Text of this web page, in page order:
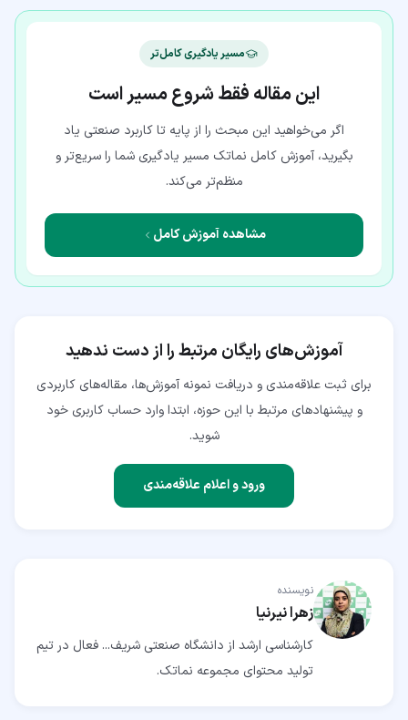
مسیر یادگیری کامل‌تر
این مقاله فقط شروع مسیر است
اگر می‌خواهید این مبحث را از پایه تا کاربرد صنعتی یاد
بگیرید، آموزش کامل نماتک مسیر یادگیری شما را سریع‌تر و
منظم‌تر می‌کند.
مشاهده آموزش کامل
آموزش‌های رایگان مرتبط را از دست ندهید
برای ثبت علاقه‌مندی و دریافت نمونه آموزش‌ها، مقاله‌های کاربردی
و پیشنهادهای مرتبط با این حوزه، ابتدا وارد حساب کاربری خود
شوید.
ورود و اعلام علاقه‌مندی
نویسنده
زهرا نیرنیا
کارشناسی ارشد از دانشگاه صنعتی شریف... فعال در تیم
تولید محتوای مجموعه نماتک.